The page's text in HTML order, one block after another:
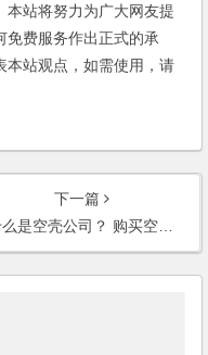
本站将努力为广大网友提
免费服务作出正式的承
本站观点，如需使用，请
下一篇
是空壳公司？ 购买空壳公司有什么风险吗？